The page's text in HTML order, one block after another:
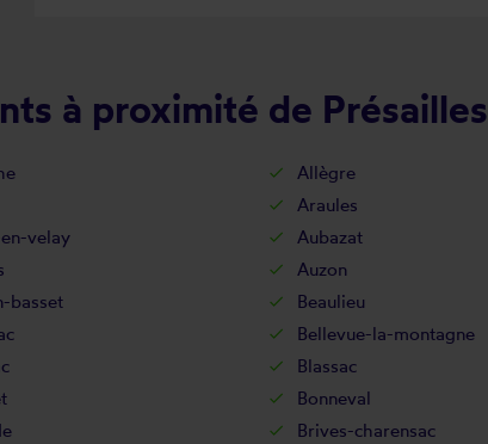
à proximité de Présailles
Allègre
Araules
velay Aubazat
Auzon
basset Beaulieu
Bellevue-la-montagne
Blassac
Bonneval
Brives-charensac